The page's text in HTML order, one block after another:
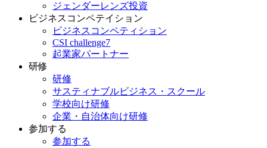
ジェンダーレンズ投資
ビジネスコンペテイション
ビジネスコンペティション
CSI challenge7
起業家パートナー
研修
研修
サスティナブルビジネス・スクール
学校向け研修
企業・自治体向け研修
参加する
参加する